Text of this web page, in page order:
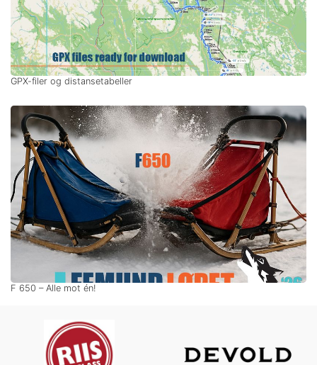
GPX-filer og distansetabeller
F 650 – Alle mot én!